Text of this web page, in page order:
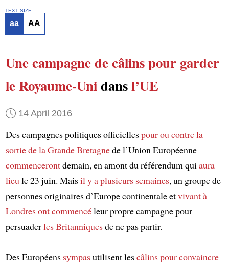
TEXT SIZE
aa AA
Une campagne de câlinspour garder
le Royaume-Unidansl’UE
14 April 2016
Des campagnes politiques officiellespour ou contrela
sortie de la Grande Bretagnede l’Union Européenne
commencerontdemain, en amont du référendum quiaura
lieule 23 juin. Maisil y a plusieurs semaines, un groupe de
personnes originaires d’Europe continentale etvivant à
Londresont commencéleur propre campagne pour
persuaderles Britanniquesde ne pas partir.
Des Européens sympasutilisent lescâlinspour convaincre